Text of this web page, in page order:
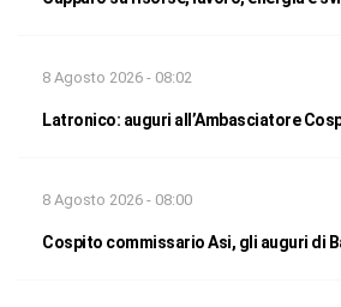
8 Agosto 2026 - 08:02
Latronico: auguri all’Ambasciatore
8 Agosto 2026 - 08:00
Cospito commissario Asi, gli auguri di